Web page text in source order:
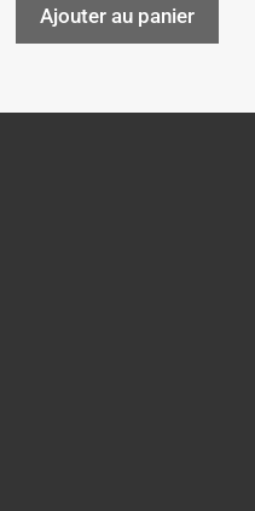
Ajouter au panier